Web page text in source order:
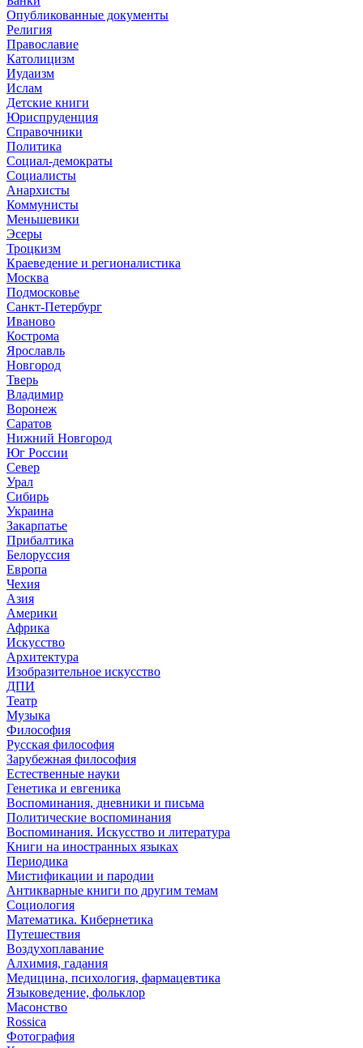
Опубликованные документы
Религия
Православие
Католицизм
Иудаизм
Ислам
Детские книги
Юриспруденция
Справочники
Политика
Социал-демократы
Социалисты
Анархисты
Коммунисты
Меньшевики
Эсеры
Троцкизм
Краеведение и регионалистика
Москва
Подмосковье
Санкт-Петербург
Иваново
Кострома
Ярославль
Новгород
Тверь
Владимир
Воронеж
Саратов
Нижний Новгород
Юг России
Север
Урал
Сибирь
Украина
Закарпатье
Прибалтика
Белоруссия
Европа
Чехия
Азия
Америки
Африка
Искусство
Архитектура
Изобразительное искусство
ДПИ
Театр
Музыка
Философия
Русская философия
Зарубежная философия
Естественные науки
Генетика и евгеника
Воспоминания, дневники и письма
Политические воспоминания
Воспоминания. Искусство и литература
Книги на иностранных языках
Периодика
Мистификации и пародии
Антикварные книги по другим темам
Социология
Математика. Кибернетика
Путешествия
Воздухоплавание
Алхимия, гадания
Медицина, психология, фармацевтика
Языковедение, фольклор
Масонство
Rossica
Фотография